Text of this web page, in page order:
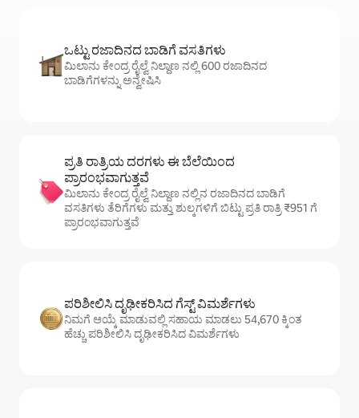
ಒಟ್ಟು ರಜಾದಿನದ ಬಾಡಿಗೆ ವಸತಿಗಳು
ಮಿಲಾನು ಕೇಂದ್ರ ರೈಲ್ವೆ ನಿಲ್ದಾಣ ನಲ್ಲಿ 600 ರಜಾದಿನದ
ಬಾಡಿಗೆಗಳನ್ನು ಅನ್ವೇಷಿಸಿ
ಪ್ರತಿ ರಾತ್ರಿಯ ದರಗಳು ಈ ಬೆಲೆಯಿಂದ
ಪ್ರಾರಂಭವಾಗುತ್ತವೆ
ಮಿಲಾನು ಕೇಂದ್ರ ರೈಲ್ವೆ ನಿಲ್ದಾಣ ನಲ್ಲಿನ ರಜಾದಿನದ ಬಾಡಿಗೆ
ವಸತಿಗಳು ತೆರಿಗೆಗಳು ಮತ್ತು ಶುಲ್ಕಗಳಿಗೆ ಬಿಟ್ಟು ಪ್ರತಿ ರಾತ್ರಿ ₹951 ಗೆ
ಪ್ರಾರಂಭವಾಗುತ್ತವೆ
ಪರಿಶೀಲಿಸಿ ದೃಢೀಕರಿಸಿದ ಗೆಸ್ಟ್ ವಿಮರ್ಶೆಗಳು
ನಿಮಗೆ ಆಯ್ಕೆ ಮಾಡುವಲ್ಲಿ ಸಹಾಯ ಮಾಡಲು 54,670 ಕ್ಕಿಂತ
ಹೆಚ್ಚು ಪರಿಶೀಲಿಸಿ ದೃಢೀಕರಿಸಿದ ವಿಮರ್ಶೆಗಳು